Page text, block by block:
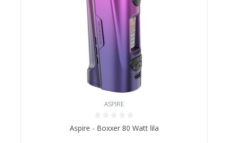
ASPIRE
Aspire - Boxxer 80 Watt lila